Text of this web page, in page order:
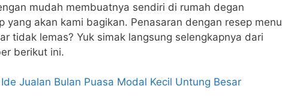
mudah membuatnya sendiri di rumah degan
yang akan kami bagikan. Penasaran dengan resep menu
tidak lemas? Yuk simak langsung selengkapnya dari
berikut ini.
Ide Jualan Bulan Puasa Modal Kecil Untung Besar